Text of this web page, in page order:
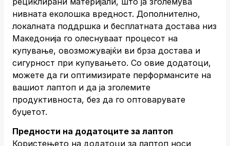
нивната еколошка вредност. Дополнително,
локалната поддршка и бесплатната достава низ
Македонија го олеснуваат процесот на
купување, овозможувајќи ви брза достава и
сигурност при купувањето. Со овие додатоци,
можете да ги оптимизирате перформансите на
вашиот лаптоп и да ја зголемите
продуктивноста, без да го оптоварувате
буџетот.
Предности на додатоците за лаптоп
Користењето на додатоци за лаптоп носи